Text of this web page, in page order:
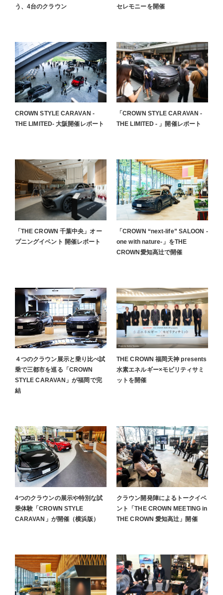
う、4台のクラウン
セレモニーを開催
CROWN STYLE CARAVAN -
THE LIMITED- 大阪開催レポート
「CROWN STYLE CARAVAN -
THE LIMITED - 」開催レポート
「THE CROWN 千葉中央」オー
プニングイベント 開催レポート
「CROWN “next-life” SALOON -
one with nature-」をTHE
CROWN愛知高辻で開催
４つのクラウン展示と乗り比べ試
乗で三都市を巡る「CROWN
STYLE CARAVAN」が福岡で完
結
THE CROWN 福岡天神 presents
水素エネルギー×モビリティサミ
ットを開催
4つのクラウンの展示や特別な試
乗体験「CROWN STYLE
CARAVAN」が開催（横浜版）
クラウン開発陣によるトークイベ
ント「THE CROWN MEETING in
THE CROWN 愛知高辻」開催